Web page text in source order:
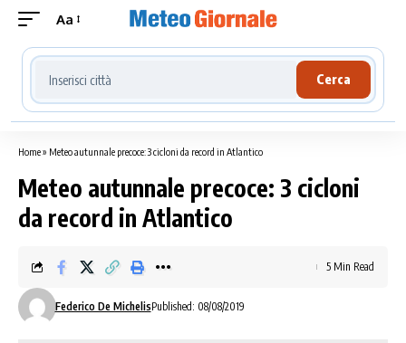
Aa
Cerca località meteo
Cerca
Home» Meteo autunnale precoce: 3 cicloni da record in Atlantico
Meteo autunnale precoce: 3 cicloni
da record in Atlantico
Federico De MichelisPublished: 08/08/2019
5 Min Read